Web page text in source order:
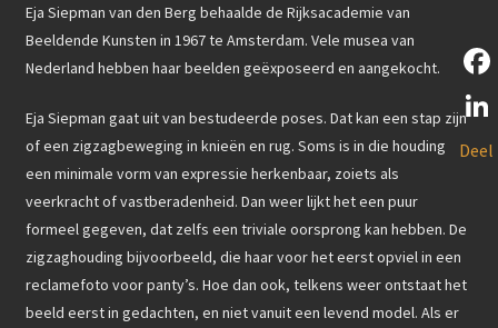
KUNSTENAARS
GENRE
GENRE
Schilderkunst
Beeldhouwkunst
Eja Siepman van den Berg behaalde de Rijksacademie van
Beeldende Kunsten in 1967 te Amsterdam. Vele musea van
Nederland hebben haar beelden geëxposeerd en aangekocht.
Eja Siepman gaat uit van bestudeerde poses. Dat kan een stap zijn
of een zigzagbeweging in knieën en rug. Soms is in die houding
een minimale vorm van expressie herkenbaar, zoiets als
veerkracht of vastberadenheid. Dan weer lijkt het een puur
formeel gegeven, dat zelfs een triviale oorsprong kan hebben. De
zigzaghouding bijvoorbeeld, die haar voor het eerst opviel in een
reclamefoto voor panty’s. Hoe dan ook, telkens weer ontstaat het
beeld eerst in gedachten, en niet vanuit een levend model. Als er
F
b
o
L
e
Deel